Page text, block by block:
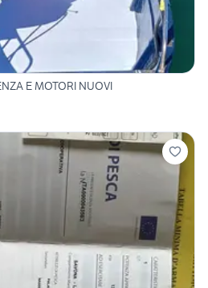
E MOTORI NUOVI